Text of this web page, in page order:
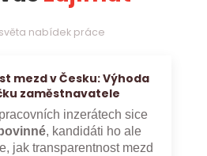
nabídek práce
mezd v Česku: Výhoda
zaměstnavatele
inzerátech sice
, kandidáti ho ale
jak transparentnost mezd